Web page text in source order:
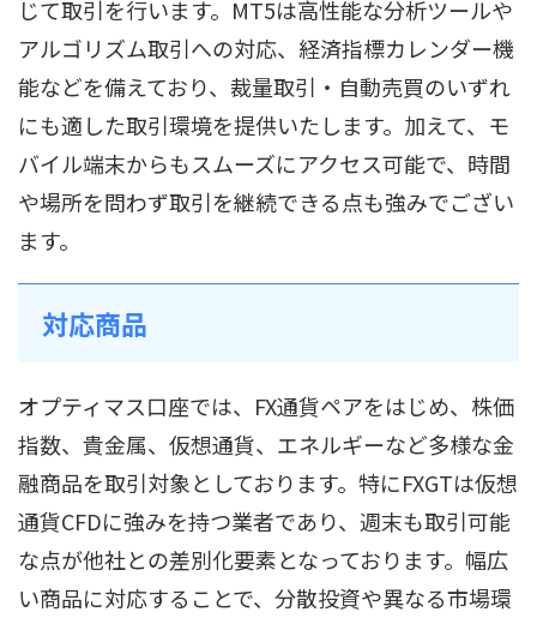
じて取引を行います。MT5は高性能な分析ツールや
アルゴリズム取引への対応、経済指標カレンダー機
能などを備えており、裁量取引・自動売買のいずれ
にも適した取引環境を提供いたします。加えて、モ
バイル端末からもスムーズにアクセス可能で、時間
や場所を問わず取引を継続できる点も強みでござい
ます。
対応商品
オプティマス口座では、FX通貨ペアをはじめ、株価
指数、貴金属、仮想通貨、エネルギーなど多様な金
融商品を取引対象としております。特にFXGTは仮想
通貨CFDに強みを持つ業者であり、週末も取引可能
な点が他社との差別化要素となっております。幅広
い商品に対応することで、分散投資や異なる市場環